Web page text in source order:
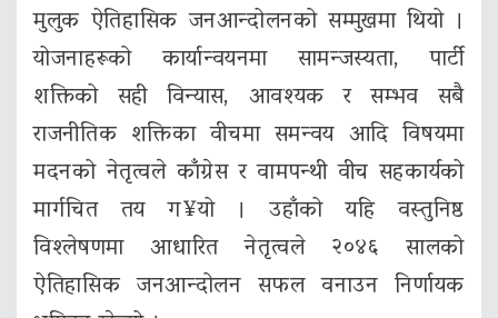
मुलुक ऐतिहासिक जनआन्दोलनको सम्मुखमा थियो ।
योजनाहरूको कार्यान्वयनमा सामन्जस्यता, पार्टी
शक्तिको सही विन्यास, आवश्यक र सम्भव सबै
राजनीतिक शक्तिका वीचमा समन्वय आदि विषयमा
मदनको नेतृत्वले काँग्रेस र वामपन्थी वीच सहकार्यको
मार्गचित तय ग¥यो । उहाँको यहि वस्तुनिष्ठ
विश्लेषणमा आधारित नेतृत्वले २०४६ सालको
ऐतिहासिक जनआन्दोलन सफल वनाउन निर्णायक